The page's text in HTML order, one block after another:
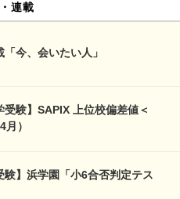
連載
今、会いたい人」
験】SAPIX 上位校偏差値＜
）
】浜学園「小6合否判定テス